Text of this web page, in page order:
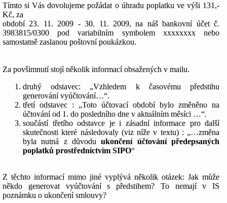
Tímto si Vás dovolujeme požádat o úhradu poplatku ve výši 131,-
Kč, za
období 23. 11. 2009 - 30. 11. 2009, na náš bankovní účet č.
3983815/0300 pod variabilním symbolem xxxxxxxx nebo
samostatně zaslanou poštovní poukázkou.
Za povšimnutí stojí několik informací obsažených v mailu.
druhý odstavec: „Vzhledem k časovému předstihu
generování vyúčtování…“.
třetí odstavec : „Toto účtovací období bylo změněno na
účtování od 1. do posledního dne v aktuálním měsíci …“.
součástí třetího odstavce je i zásadní informace pro další
skutečnosti které následovaly (viz níže v textu) : „…změna
byla nutná z důvoduukončení účtování předepsaných
poplatků prostřednictvím SIPO“
Z těchto informací mimo jiné vyplývá několik otázek: Jak může
někdo generovat vyúčtování s předstihem? To nemají v IS
poznámku o ukončení smlouvy?